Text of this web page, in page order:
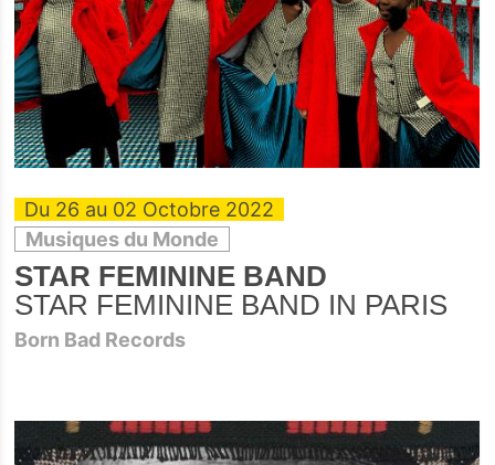
Du 26 au 02 Octobre 2022
Musiques du Monde
STAR FEMININE BAND
STAR FEMININE BAND IN PARIS
Born Bad Records